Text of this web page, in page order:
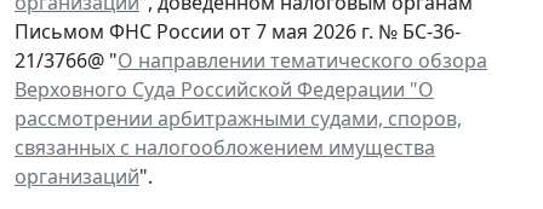
Письмом ФНС России от 7 мая 2026 г. № БС-36-
21/3766@ "О направлении тематического обзора
Верховного Суда Российской Федерации "О
рассмотрении арбитражными судами, споров,
связанных с налогообложением имущества
организаций".